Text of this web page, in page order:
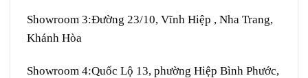
Showroom 3:Đường 23/10, Vĩnh Hiệp , Nha Trang,
Khánh Hòa
Showroom 4:Quốc Lộ 13, phường Hiệp Bình Phước,